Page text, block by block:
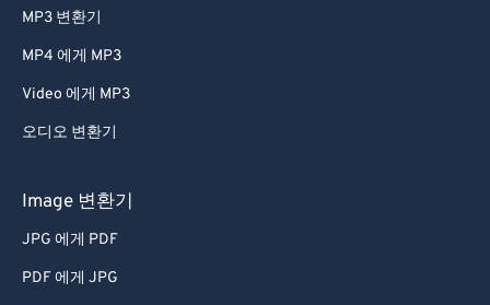
MP3 변환기
MP4 에게 MP3
Video 에게 MP3
오디오 변환기
Image 변환기
JPG 에게 PDF
PDF 에게 JPG